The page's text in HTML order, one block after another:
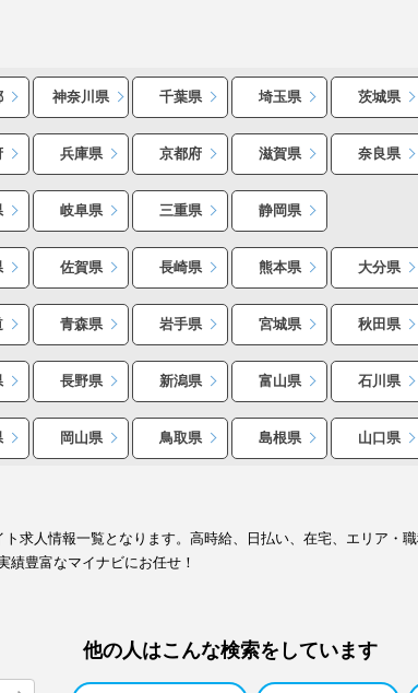
神奈川県 千葉県 埼玉県 茨城県
兵庫県 京都府 滋賀県 奈良県
岐阜県 三重県 静岡県
佐賀県 長崎県 熊本県 大分県
青森県 岩手県 宮城県 秋田県
長野県 新潟県 富山県 石川県
岡山県 鳥取県 島根県 山口県
求人情報一覧となります。高時給、日払い、在宅、エリア・
績豊富なマイナビにお任せ！
他の人はこんな検索をしています